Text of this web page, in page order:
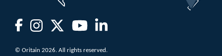
© Oritain 2026. All rights reserved.